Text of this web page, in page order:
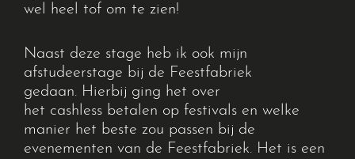
wel heel tof om te zien!
Naast deze stage heb ik ook mijn
afstudeerstage bij de Feestfabriek
gedaan. Hierbij ging het over
het cashless betalen op festivals en welke
manier het beste zou passen bij de
evenementen van de Feestfabriek. Het is een